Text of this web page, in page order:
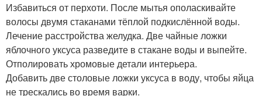
Избавиться от перхоти. После мытья ополаскивайте
волосы двумя стаканами тёплой подкислённой воды.
Лечение расстройства желудка. Две чайные ложки
яблочного уксуса разведите в стакане воды и выпейте.
Отполировать хромовые детали интерьера.
Добавить две столовые ложки уксуса в воду, чтобы яйца
не трескались во время варки.